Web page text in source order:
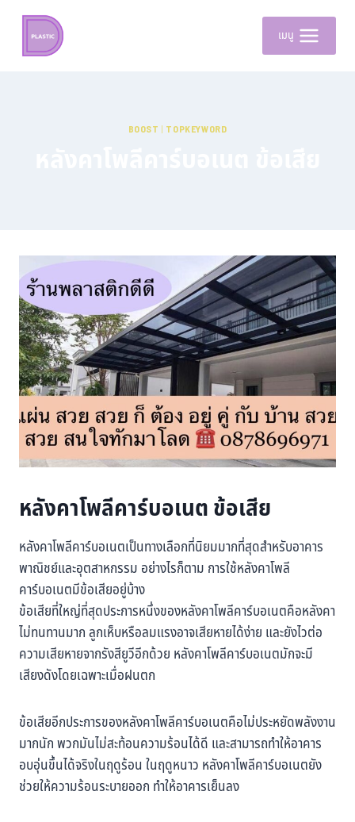
เมนู
BOOST | TOPKEYWORD
หลังคาโพลีคาร์บอเนต ข้อเสีย
หลังคาโพลีคาร์บอเนตเป็นทางเลือกที่นิยมมากที่สุดสำหรับอาคาร
พาณิชย์และอุตสาหกรรม อย่างไรก็ตาม การใช้หลังคาโพลี
คาร์บอเนตมีข้อเสียอยู่บ้าง
ข้อเสียที่ใหญ่ที่สุดประการหนึ่งของหลังคาโพลีคาร์บอเนตคือหลังคา
ไม่ทนทานมาก ลูกเห็บหรือลมแรงอาจเสียหายได้ง่าย และยังไวต่อ
ความเสียหายจากรังสียูวีอีกด้วย หลังคาโพลีคาร์บอเนตมักจะมี
เสียงดังโดยเฉพาะเมื่อฝนตก
ข้อเสียอีกประการของหลังคาโพลีคาร์บอเนตคือไม่ประหยัดพลังงาน
มากนัก พวกมันไม่สะท้อนความร้อนได้ดี และสามารถทำให้อาคาร
อบอุ่นขึ้นได้จริงในฤดูร้อน ในฤดูหนาว หลังคาโพลีคาร์บอเนตยัง
ช่วยให้ความร้อนระบายออก ทำให้อาคารเย็นลง